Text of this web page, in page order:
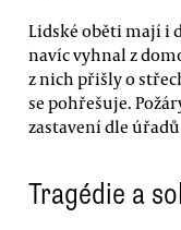
Lidské oběti mají i
navíc vyhnal z
z nich přišly o
se pohřešuje.
zastavení dle
Tragédie a